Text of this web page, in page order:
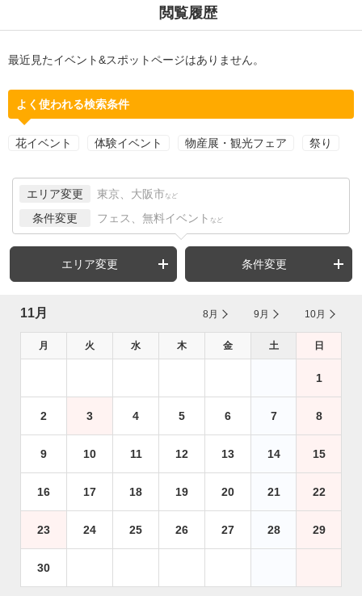
閲覧履歴
最近見たイベント&スポットページはありません。
よく使われる検索条件
花イベント 体験イベント 物産展・観光フェア 祭り
エリア変更 東京、大阪市 など
条件変更 フェス、無料イベント など
エリア変更 条件変更
11月 8月 9月 10月
月 火 水 木 金 土 日
1
2 3 4 5 6 7 8
9 10 11 12 13 14 15
16 17 18 19 20 21 22
23 24 25 26 27 28 29
30